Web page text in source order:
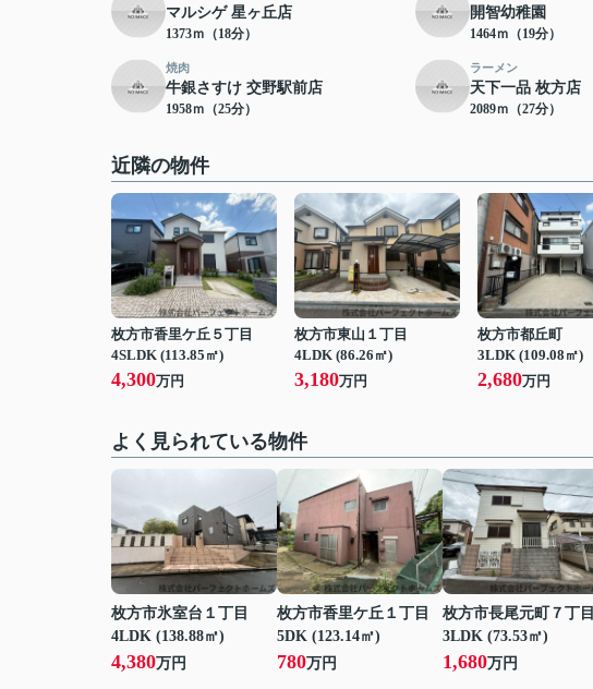
マルシゲ 星ヶ丘店
1373ｍ（18分）
開智幼稚園
1464ｍ（19分）
焼肉
牛銀さすけ 交野駅前店
1958ｍ（25分）
ラーメン
天下一品 枚方店
2089ｍ（27分）
近隣の物件
枚方市香里ケ丘５丁目
4SLDK (113.85㎡)
4,300万円
枚方市東山１丁目
4LDK (86.26㎡)
3,180万円
枚方市都丘町
3LDK (109.08㎡)
2,680万円
よく見られている物件
枚方市氷室台１丁目
4LDK (138.88㎡)
4,380万円
枚方市香里ケ丘１丁目
5DK (123.14㎡)
780万円
枚方市長尾元町７丁目
3LDK (73.53㎡)
1,680万円